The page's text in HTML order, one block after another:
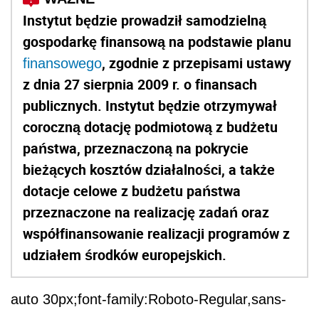
Instytut będzie prowadził samodzielną
gospodarkę finansową na podstawie planu
finansowego, zgodnie z przepisami ustawy
z dnia 27 sierpnia 2009 r. o finansach
publicznych. Instytut będzie otrzymywał
coroczną dotację podmiotową z budżetu
państwa, przeznaczoną na pokrycie
bieżących kosztów działalności, a także
dotacje celowe z budżetu państwa
przeznaczone na realizację zadań oraz
współfinansowanie realizacji programów z
udziałem środków europejskich.
auto 30px;font-family:Roboto-Regular,sans-